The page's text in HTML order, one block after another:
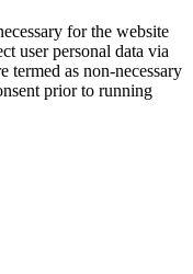
for the website
user personal data via
termed as non-necessary
prior to running